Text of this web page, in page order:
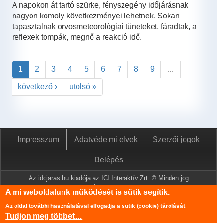
A napokon át tartó szürke, fényszegény időjárásnak
nagyon komoly következményei lehetnek. Sokan
tapasztalnak orvosmeteorológiai tüneteket, fáradtak, a
reflexek tompák, megnő a reakció idő.
1 2 3 4 5 6 7 8 9 …
következő › utolsó »
Impresszum Adatvédelmi elvek Szerzői jogok
Belépés
Az idojaras.hu kiadója az ICI Interaktív Zrt. © Minden jog
fenntartva.
A www.idojaras.hu oldalon megjelenő tartalmakat a szerzői jogról
szóló 1999. évi LXXVI. törvény értelmében az ICI Interaktív Zrt
írásos engedélye nélkül tilos lemásolni és közzétenni.
A mi weboldalunk működését is sütik segítik.
Az oldal további használatával elfogadja a sütik (cookie) tárolását.
Tudjon meg többet…